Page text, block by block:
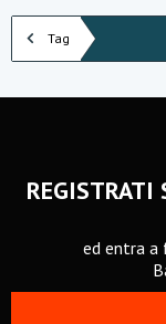
Tag
REGISTRATI
ed entra a